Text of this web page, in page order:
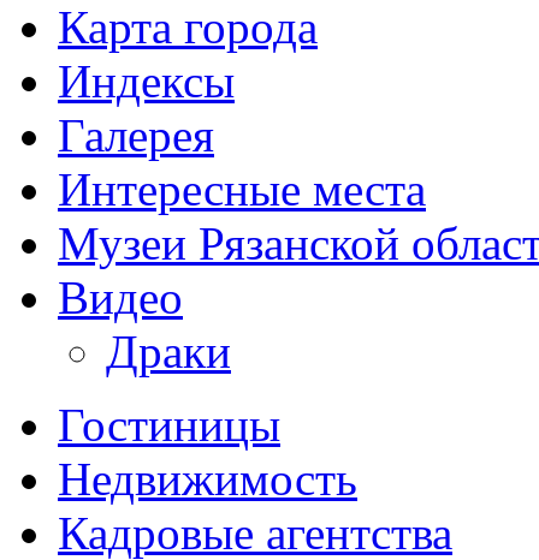
Карта города
Индексы
Галерея
Интересные места
Музеи Рязанской
Видео
Драки
Гостиницы
Недвижимость
Кадровые агентства